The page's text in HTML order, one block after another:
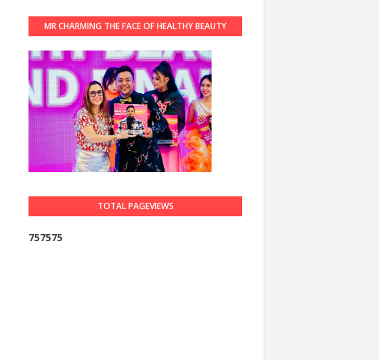
MR CHARMING THE FACE OF HEALTHY BEAUTY
TOTAL PAGEVIEWS
757575